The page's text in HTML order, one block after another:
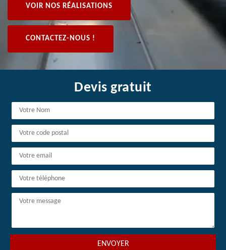
VOIR NOS RÉALISATIONS
CONTACTEZ-NOUS !
Devis gratuit